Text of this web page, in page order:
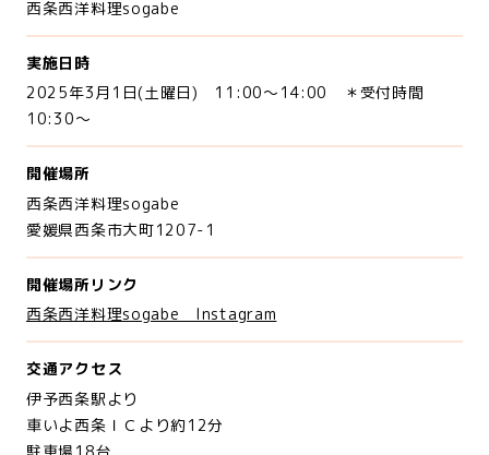
西条西洋料理sogabe
実施日時
2025年3月1日(土曜日) 11:00～14:00 ＊受付時間
10:30～
開催場所
西条西洋料理sogabe
愛媛県西条市大町1207-1
開催場所リンク
西条西洋料理sogabe Instagram
交通アクセス
伊予西条駅より
車いよ西条ＩＣより約12分